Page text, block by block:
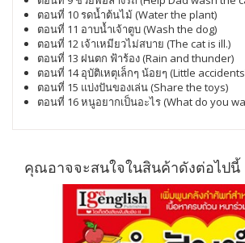
ตอนที่ 10 รดน้ำต้นไม้ (Water the plant)
ตอนที่ 11 อาบน้ำเจ้าตูบ (Wash the dog)
ตอนที่ 12 เจ้าเหมียวไม่สบาย (The cat is ill.)
ตอนที่ 13 ฝนตก ฟ้าร้อง (Rain and thunder)
ตอนที่ 14 อุบัติเหตุเล็กๆ น้อยๆ (Little
ตอนที่ 15 แบ่งปันของเล่น (Share the toys)
ตอนที่ 16 หนูอยากเป็นอะไร (What do you
คุณอาจจะสนใจในสินค้าดังต่อไปนี้